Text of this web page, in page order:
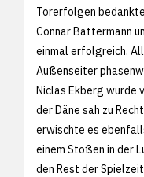
Torerfolgen
Connar Battermann
einmal erfolgreich.
Außenseiter
Niclas Ekberg wurde
der Däne sah zu
erwischte es
einem Stoßen in der
den Rest der